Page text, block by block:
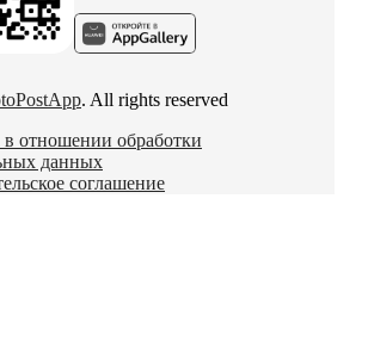
. All rights reserved
отношении обработки
данных
соглашение